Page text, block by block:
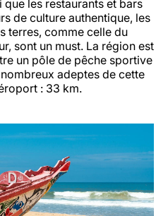
que les restaurants et bars
de culture authentique, les
terres, comme celle du
sont un must. La région est
un pôle de pêche sportive
adeptes de cette
: 33 km.